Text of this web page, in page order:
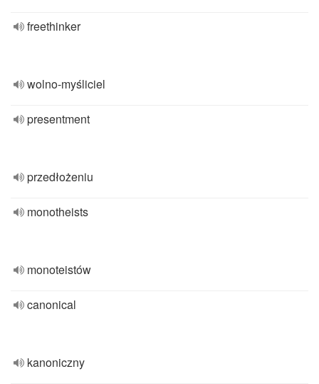
freethinker
wolno-myśliciel
presentment
przedłożeniu
monotheists
monoteistów
canonical
kanoniczny